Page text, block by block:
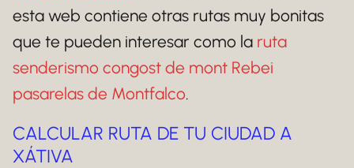
esta web contiene otras rutas muy bonitas
que te pueden interesar como la ruta
senderismo congost de mont Rebei
pasarelas de Montfalco.
CALCULAR RUTA DE TU CIUDAD A
XÁTIVA